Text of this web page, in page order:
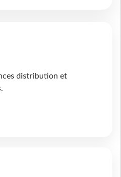
distribution et